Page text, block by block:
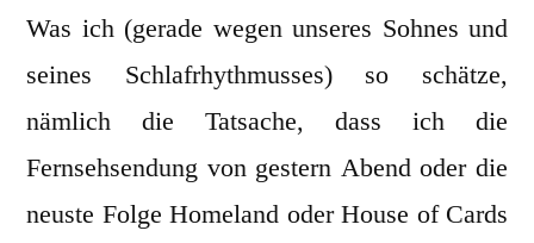
Was ich (gerade wegen unseres Sohnes und
seines Schlafrhythmusses) so schätze,
nämlich die Tatsache, dass ich die
Fernsehsendung von gestern Abend oder die
neuste Folge Homeland oder House of Cards